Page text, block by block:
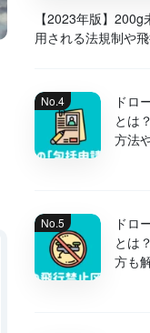
【2023年版】
用される法規制や
ドロ
とは
方法
ドロ
とは
方も